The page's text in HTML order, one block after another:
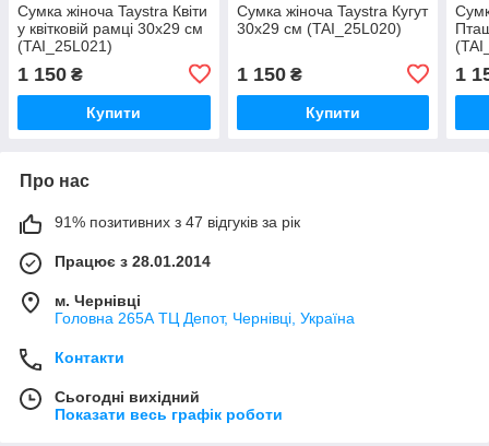
Сумка жіноча Taystra Квіти
у квітковій рамці 30x29 см
(TAI_25L021)
1 150 ₴
Купити
Сумка жіноча Taystra Кугут
30x29 см (TAI_25L020)
1 150₴
Купити
1
Про нас
91% позитивних з 47 відгуків за рік
Працює з 28.01.2014
м. Чернівці
Головна 265А ТЦ Депот, Чернівці, Україна
Контакти
Сьогодні вихідний
Показати весь графік роботи